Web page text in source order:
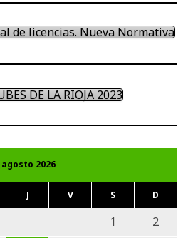
de licencias. Nueva Normativa
DE LA RIOJA 2023
agosto 2026
J V S D
1
2